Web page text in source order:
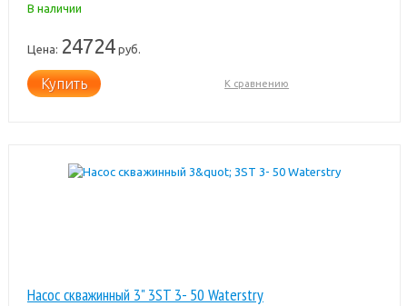
В наличии
Цена: 24724руб.
Купить К сравнению
Насос скважинный 3" 3ST 3- 50 Waterstry